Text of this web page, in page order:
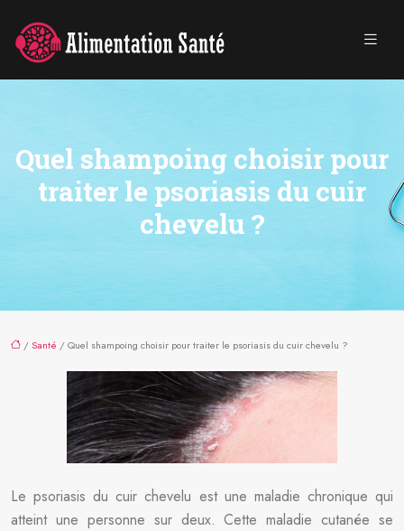
Quel shampoing choisir pour
traiter le psoriasis du cuir
chevelu ?
/Santé / Quel shampoing choisir pour traiter le psoriasis du cuir chevelu ?
Le psoriasis du cuir chevelu est une maladie chronique qui
atteint une personne sur deux. Cette maladie cutanée se